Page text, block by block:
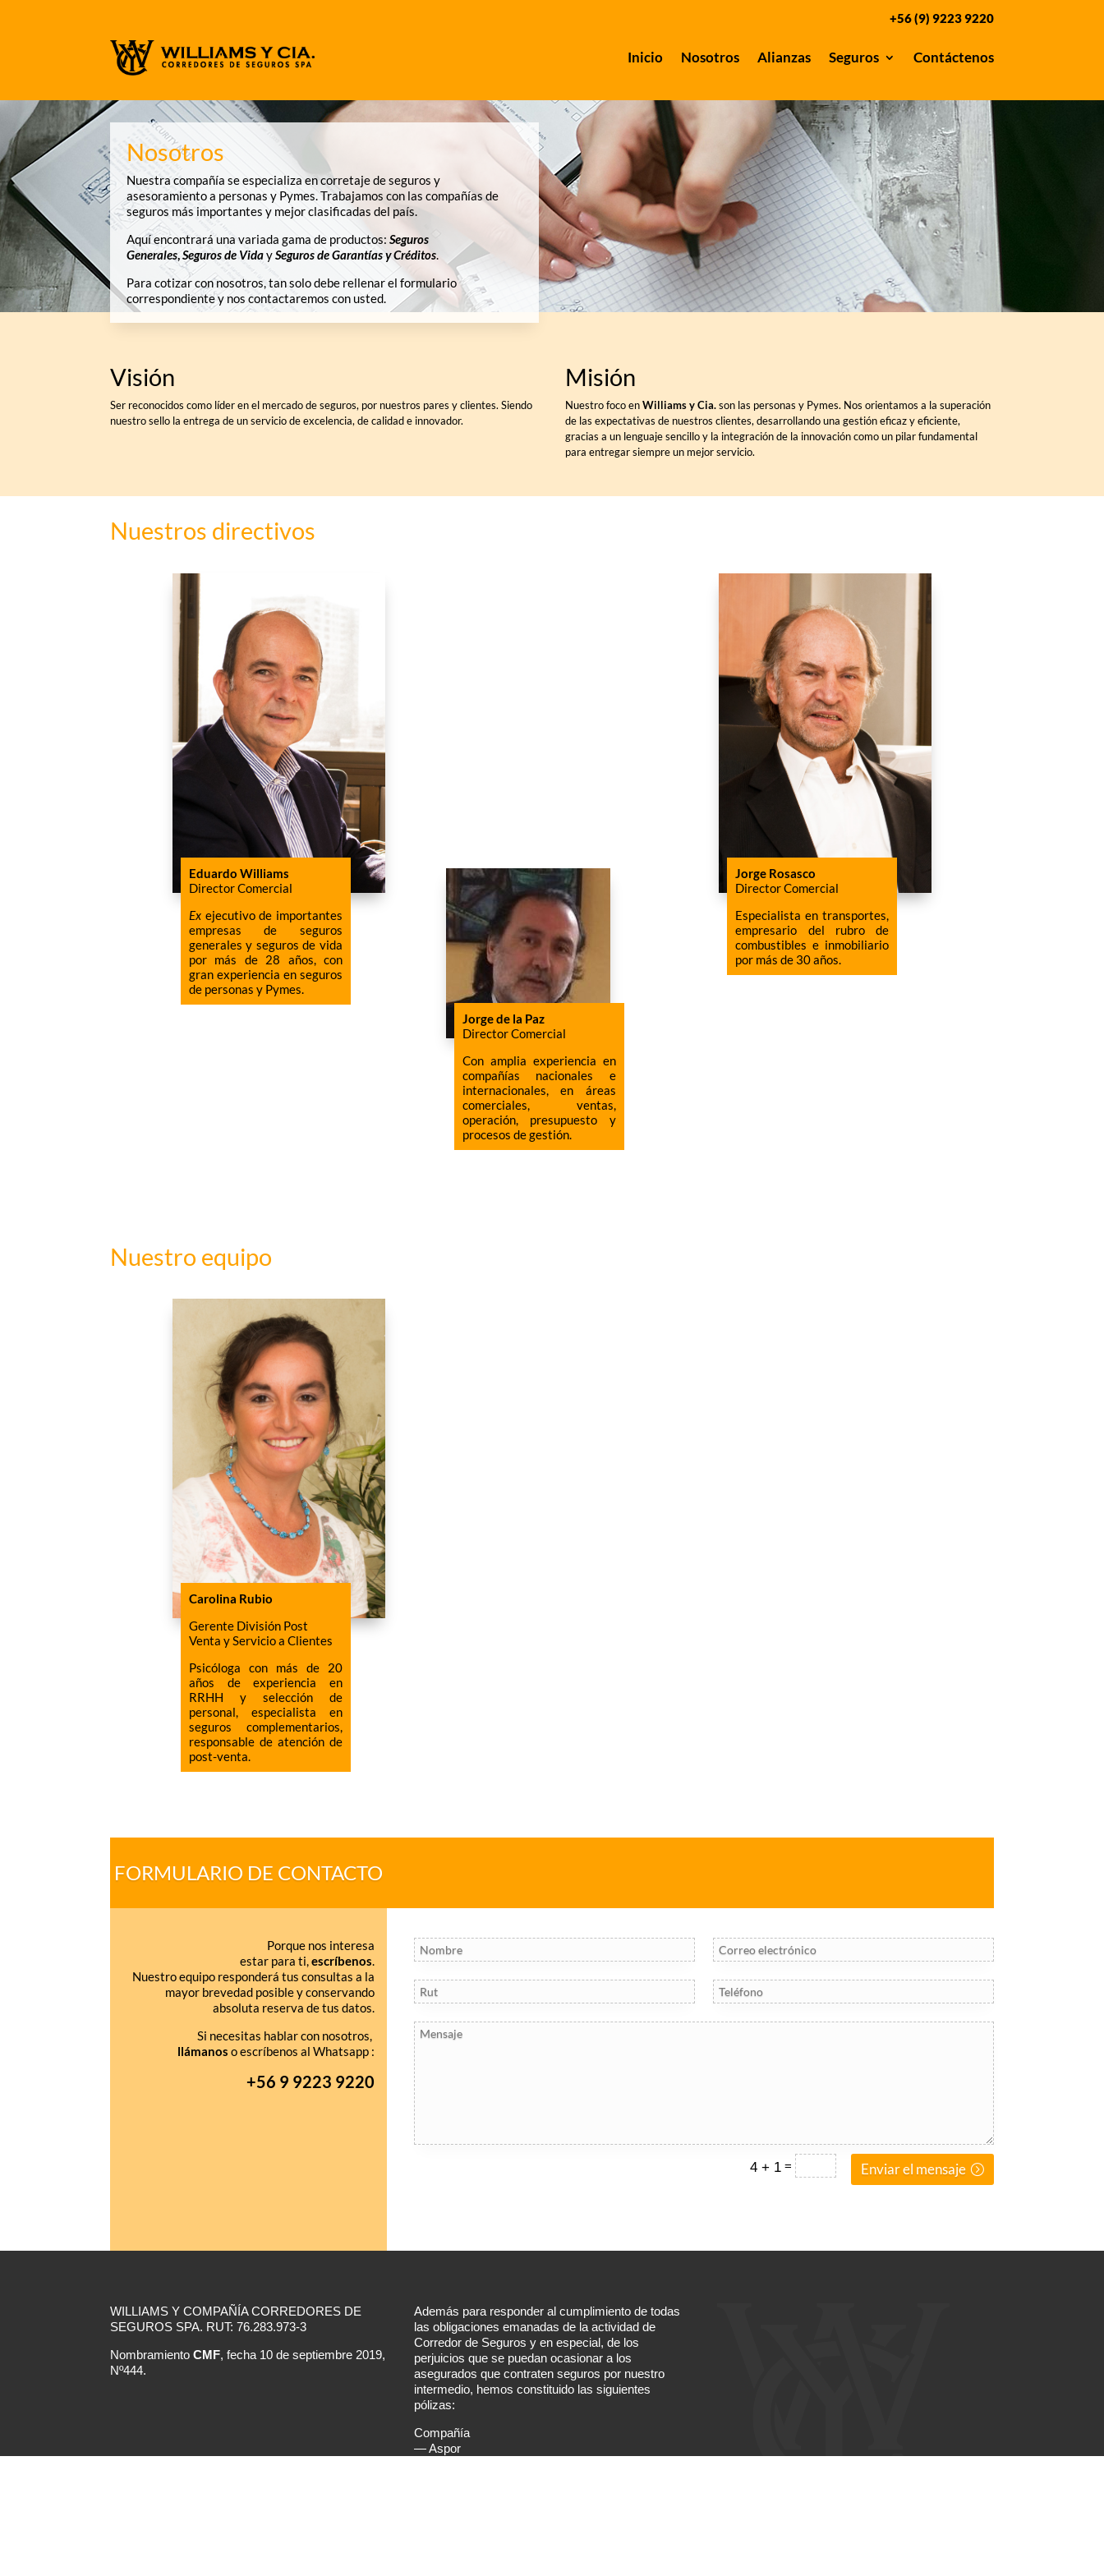
+56 (9) 9223 9220
Inicio Nosotros Alianzas Seguros Contáctenos
Nosotros
Nuestra compañía se especializa en corretaje de seguros y
asesoramiento a personas y Pymes. Trabajamos con las compañías de
seguros más importantes y mejor clasificadas del país.
Aquí encontrará una variada gama de productos:Seguros
Generales,Segurosde VidaySeguros de Garantías y Créditos.
Para cotizar con nosotros, tan solo debe rellenar el formulario
correspondiente y nos contactaremos con usted.
Visión
Ser reconocidos como líder en el mercado de seguros, por nuestros pares y clientes. Siendo
nuestro sello la entrega de un servicio de excelencia, de calidad e innovador.
Misión
Nuestro foco enWilliams y Cia.son las personas y Pymes. Nos orientamos a la superación
de las expectativas de nuestros clientes, desarrollando una gestión eficaz y eficiente,
gracias a un lenguaje sencillo y la integración de la innovación como un pilar fundamental
para entregar siempre un mejor servicio.
Nuestros directivos
Eduardo Williams
Director Comercial
Ex ejecutivo de importantes
empresas de seguros
generales y seguros de vida
por más de 28 años, con
gran experiencia en seguros
de personas y Pymes.
Jorge de la Paz
Director Comercial
Con amplia experiencia en
compañías nacionales e
internacionales, en áreas
comerciales, ventas,
operación, presupuesto y
procesos de gestión.
Jorge Rosasco
Director Comercial
Especialista en transportes,
empresario del rubro de
combustibles e inmobiliario
por más de 30 años.
Nuestro equipo
Carolina Rubio
Gerente División Post
Venta y Servicio a Clientes
Psicóloga con más de 20
años de experiencia en
RRHH y selección de
personal, especialista en
seguros complementarios,
responsable de atención de
post-venta.
FORMULARIO DE CONTACTO
Porque nos interesa
estar para ti,escríbenos.
Nuestro equipo responderá tus consultas a la
mayor brevedad posible y conservando
absoluta reserva de tus datos.
Si necesitas hablar con nosotros,
llámanos o escríbenos al Whatsapp :
+56 9 9223 9220
4 + 1 = Enviar el mensaje
WILLIAMS Y COMPAÑÍA CORREDORES DE
SEGUROS SPA. RUT: 76.283.973-3
NombramientoCMF, fecha 10 de septiembre 2019,
Nº444.
Además para responder al cumplimiento de todas
las obligaciones emanadas de la actividad de
Corredor de Seguros y en especial, de los
perjuicios que se puedan ocasionar a los
asegurados que contraten seguros por nuestro
intermedio, hemos constituido las siguientes
pólizas:
Compañía
— Aspor